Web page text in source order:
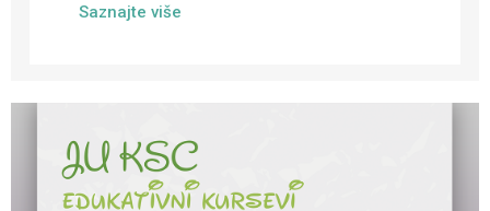
Saznajte više